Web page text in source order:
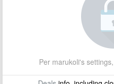
Per marukoli's